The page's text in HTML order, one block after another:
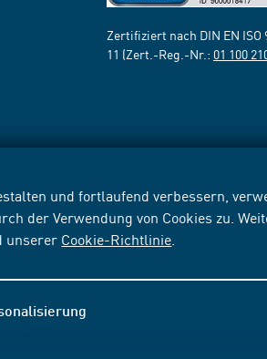
und fortlaufend verbessern,
der Verwendung von Cookies zu.
unserer Cookie-Richtlinie
Zertifiziert nach DIN EN ISO
11 (Zert.-Reg.-Nr.: 01 100